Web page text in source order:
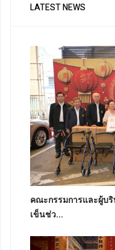
LATEST NEWS
คณะกรรมการและผู้บ
เข็นช่ว...